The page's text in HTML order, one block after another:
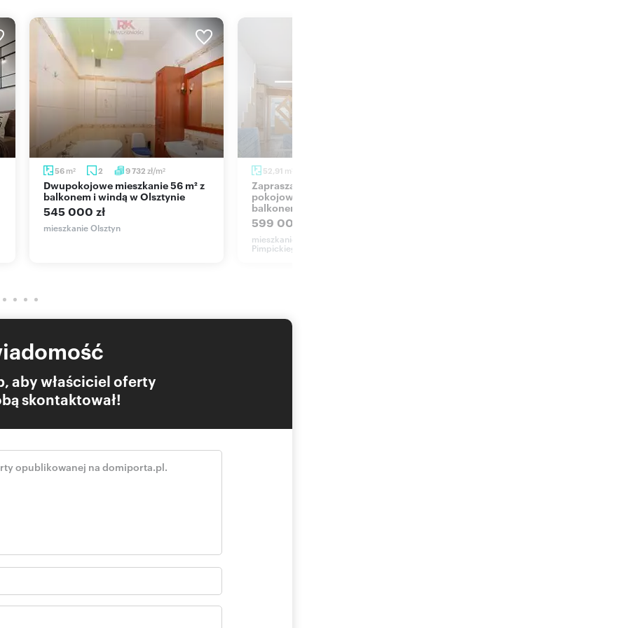
oraz jako inwestycja pod Wynajem.
oferty handlowej w rozumieniu Art. 66. par.1 Kodeksu
56 m2 2 9 732 zł/m2
Dwupokojowe mieszkanie 56 m² z
balkonem i windą w Olsztynie
545 000 zł
mieszkanie Olsztyn
52,91 m
Zapraszam do obejrzenia 3-
pokojowego mieszkania z
balkonem i windą
599 000 zł
mieszkanie Olsztyn, Jaroty, Mieczysława
Pimpickiego
aby właściciel oferty
skontaktował!